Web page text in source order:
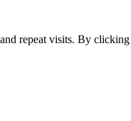
repeat visits. By